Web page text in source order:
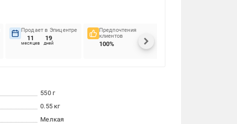
Продает в Эпицентре
11
месяцев
19
дней
Предпочтения
клиентов
100%
550 г
0.55 кг
Мелкая